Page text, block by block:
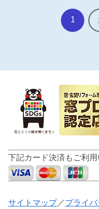
1
下記カード決済もご利
サイトマップ／プライ